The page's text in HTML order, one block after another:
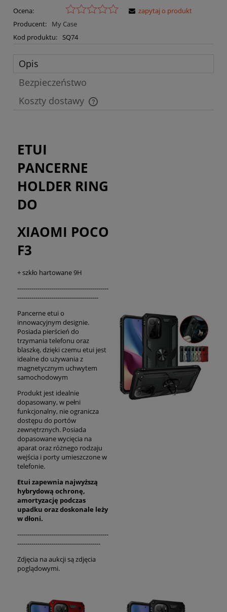
Ocena:
Producent:
My Case
Kod produktu: SQ74
zapytaj o produkt
Opis
Bezpieczeństwo
Koszty dostawy
Cena nie zawiera ewentualnych kosztów płatności
ETUI
PANCERNE
HOLDER RING
DO
XIAOMI POCO
F3
+ szkło hartowane 9H
---------------------------------------------
----------------------------------------
Pancerne etui o
innowacyjnym designie.
Posiada pierścień do
trzymania telefonu oraz
blaszkę, dzięki czemu etui jest
idealne do używania z
magnetycznym uchwytem
samochodowym
Produkt jest idealnie
dopasowany, w pełni
funkcjonalny, nie ogranicza
dostępu do portów
zewnętrznych. Posiada
dopasowane wycięcia na
aparat oraz różnego rodzaju
wejścia i porty umieszczone w
telefonie.
Etui zapewnia najwyższą
hybrydową ochronę,
amortyzację podczas
upadku orazdoskonale leży
w dłoni.
---------------------------------------------
-----------------------------------------
Zdjęcia na aukcji są zdjęcia
poglądowymi.